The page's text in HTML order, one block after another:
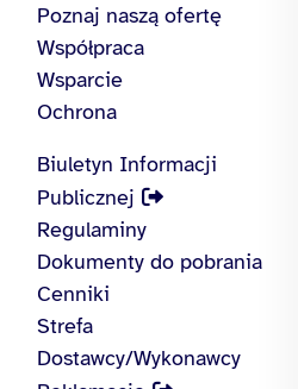
Poznaj naszą ofertę
Współpraca
Wsparcie
Ochrona
Biuletyn Informacji
Publicznej
Regulaminy
Dokumenty do pobrania
Cenniki
Strefa
Dostawcy/Wykonawcy